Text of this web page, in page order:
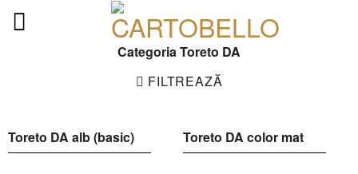
Categoria Toreto DA
FILTREAZĂ
Toreto DA alb (basic) Toreto DA color mat